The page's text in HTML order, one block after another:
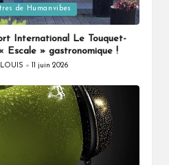
de Humanvibes
International Le Touquet-
Escale » gastronomique !
11 juin 2026